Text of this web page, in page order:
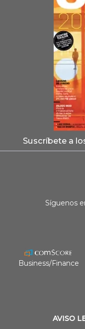
Suscríbete a
AVISO
Síguenos
Business/Finance